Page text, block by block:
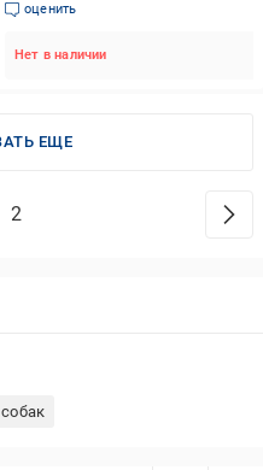
оценить
Нет в наличии
ЕЩЕ
2